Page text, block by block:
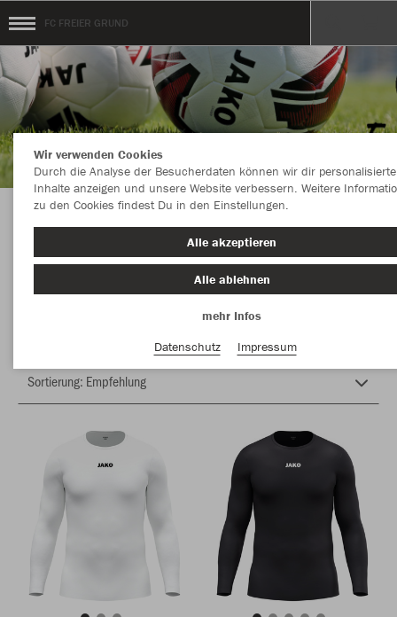
FC FREIER GRUND
FC FREIER GRUND
Farbe
Wir verwenden Cookies
Durch die Analyse der Besucherdaten können wir dir personalisierte
Inhalte anzeigen und unsere Website verbessern. Weitere
zu den Cookies findest Du in den Einstellungen.
Alle akzeptieren
Alle ablehnen
mehr Infos
Datenschutz
Impressum